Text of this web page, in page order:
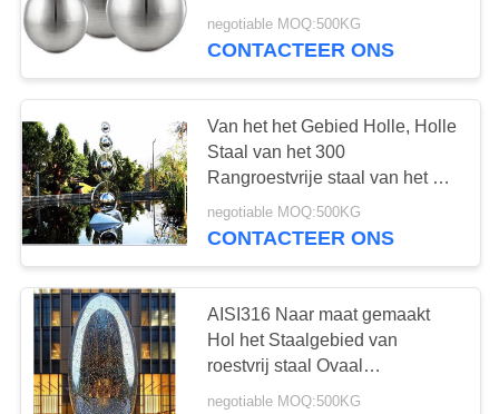
GEVALLEN
VERZOEK
OM
EEN
CITAAT
SITEMAP
PRIVACY
POLICY
Meubilair
negotiable MOQ:500KG
CONTACTEER ONS
Van het het Gebied Holle, Holle
Staal van het 300
Rangroestvrije staal van het het
Gebiedwater Opgepoetste de
Fonteinspiegel
negotiable MOQ:500KG
CONTACTEER ONS
AISI316 Naar maat gemaakt
Hol het Staalgebied van
roestvrij staal Ovaal
Beeldhouwwerken met Gaten
negotiable MOQ:500KG